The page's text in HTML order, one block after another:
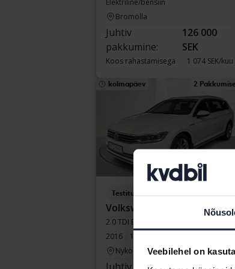
Veebilehel on
Elektriline/bensiin
Bromölla
Juhtiv
pakkumine:
126 000
SEK
Koos rahastamisega 1 074 SEK/kuu
kolmapäev 2
Testitud
Volkswagen Passat
2016
144 190 km
Nyköping